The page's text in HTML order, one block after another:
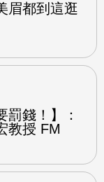
眉都到這逛
罰錢！】：
教授 FM